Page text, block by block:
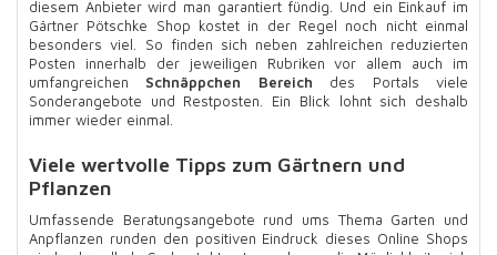
diesem Anbieter wird man garantiert fündig. Und ein Einkauf im
Gärtner Pötschke Shop kostet in der Regel noch nicht einmal
besonders viel. So finden sich neben zahlreichen reduzierten
Posten innerhalb der jeweiligen Rubriken vor allem auch im
umfangreichen Schnäppchen Bereich des Portals viele
Sonderangebote und Restposten. Ein Blick lohnt sich deshalb
immer wieder einmal.
Viele wertvolle Tipps zum Gärtnern und
Pflanzen
Umfassende Beratungsangebote rund ums Thema Garten und
Anpflanzen runden den positiven Eindruck dieses Online Shops